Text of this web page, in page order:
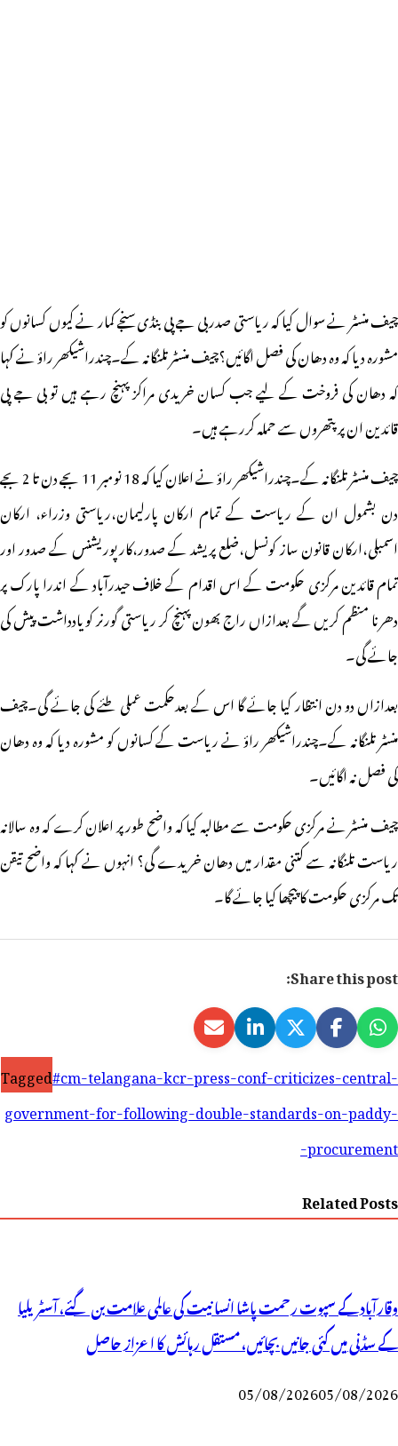
چیف منسٹر نے سوال کیا کہ ریاستی صدر بی جے پی بنڈی سنجے کمار نے کیوں کسانوں کو
مشورہ دیا کہ وہ دھان کی فصل اگائیں؟چیف منسٹر تلنگانہ کے۔چندراشیکھر راؤ نے کہا
کہ دھان کی فروخت کے لیے جب کسان خریدی مراکز پہنچ رہے ہیں تو بی جے پی
قائدین ان پر پتھروں سے حملہ کررہے ہیں۔
چیف منسٹر تلنگانہ کے۔چندراشیکھر راؤ نے اعلان کیا کہ 18 نومبر 11 بجے دن تا 2 بجے
دن بشمول ان کے ریاست کے تمام ارکان پارلیمان،ریاستی وزراء، ارکان
اسمبلی،ارکان قانون ساز کونسل،ضلع پریشد کے صدور،کارپوریشنس کے صدور اور
تمام قائدین مرکزی حکومت کے اس اقدام کے خلاف حیدرآباد کے اندرا پارک پر
دھرنا منظم کریں گے بعدازاں راج بھون پہنچ کر ریاستی گورنر کو یادداشت پیش کی
جائے گی۔
بعدازاں دو دن انتظار کیا جائے گا اس کے بعدحکمت عملی طئے کی جائے گی۔چیف
منسٹر تلنگانہ کے۔چندراشیکھر راؤ نے ریاست کے کسانوں کو مشورہ دیا کہ وہ دھان
کی فصل نہ اگائیں۔
چیف منسٹر نے مرکزی حکومت سے مطالبہ کیا کہ واضح طور پر اعلان کرے کہ وہ سالانہ
ریاست تلنگانہ سے کتنی مقدار میں دھان خریدے گی؟ انہوں نے کہا کہ واضح تیقن
تک مرکزی حکومت کا پیچھا کیا جائے گا۔
Share this post:
Tagged#cm-telangana-kcr-press-conf-criticizes-central-
government-for-following-double-standards-on-paddy-
procurement-
Related Posts
وقارآباد کے سپوت رحمت پاشا انسانیت کی عالمی علامت بن گئے، آسٹریلیا
کے سڈنی میں کئی جانیں بچائیں، مستقل رہائش کا اعزاز حاصل
05/08/202605/08/2026